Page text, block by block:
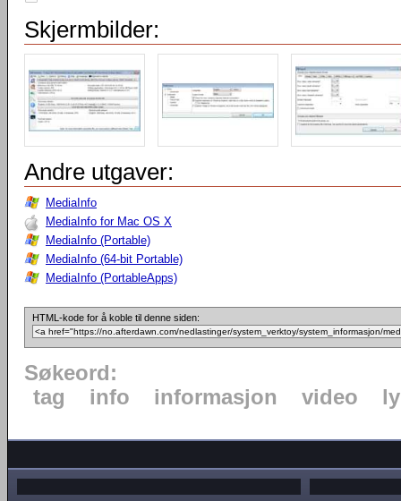
Skjermbilder:
Andre utgaver:
MediaInfo
MediaInfo for Mac OS X
MediaInfo (Portable)
MediaInfo (64-bit Portable)
MediaInfo (PortableApps)
HTML-kode for å koble til denne siden:
Søkeord:
tag
info informasjon video